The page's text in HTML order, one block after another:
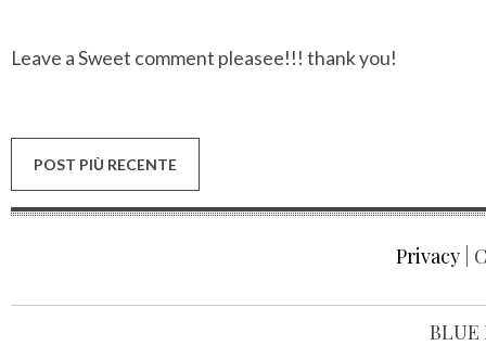
Leave a Sweet comment pleasee!!! thank you!
POST PIÙ RECENTE
Privacy |
BLUE